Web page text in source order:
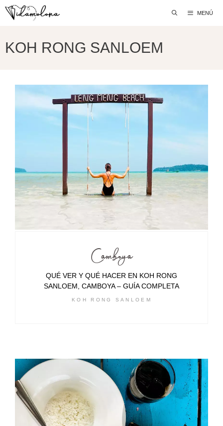
Saltar
MENÚ
KOH RONG SANLOEM
Camboya
QUÉ VER Y QUÉ HACER EN KOH RONG
SANLOEM, CAMBOYA – GUÍA COMPLETA
KOH RONG SANLOEM